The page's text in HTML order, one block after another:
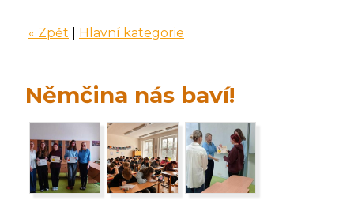
« Zpět Hlavní kategorie
Němčina nás baví!